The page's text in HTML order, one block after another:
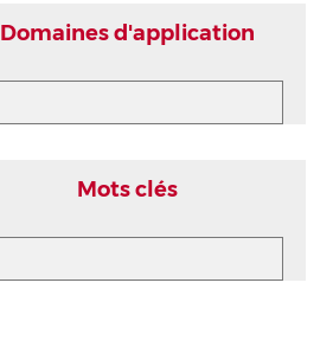
Domaines d'application
Mots clés